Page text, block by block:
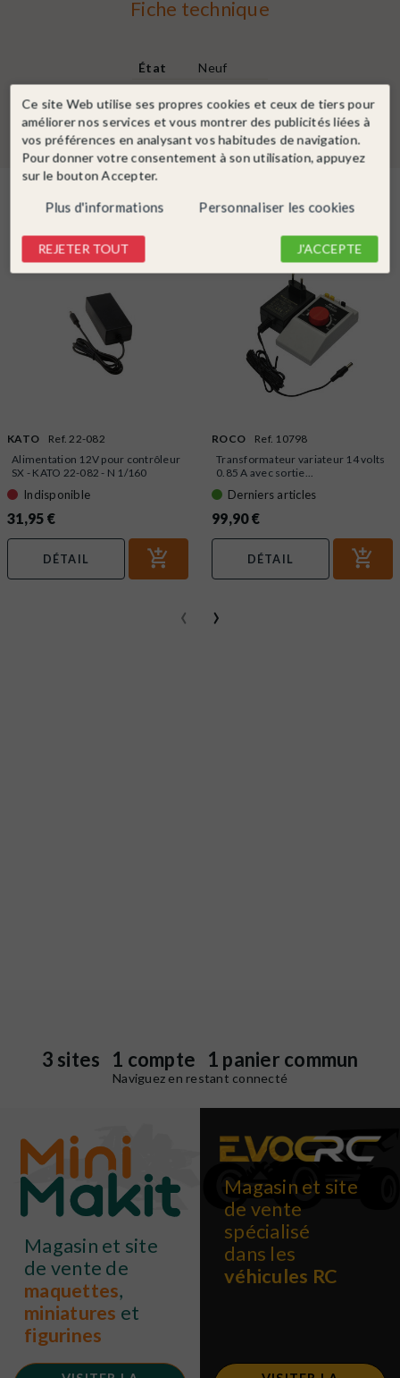
Fiche technique
État
Neuf
Version
3.25A maxi
Dans la même catégorie
KATO
Ref. 22-082
Alimentation 12V pour contrôleur
SX - KATO 22-082 - N 1/160
Indisponible
31,95 €
DÉTAIL
ROCO
Ref. 10798
Transformateur variateur 14 volts
0.85 A avec sortie...
Derniers articles
99,90 €
DÉTAIL
‹ ›
3 sites 1 compte 1 panier commun
Naviguez en restant connecté
Magasin et site
de vente de
maquettes,
miniatures et
figurines
Magasin et site
de vente
spécialisé
dans les
véhicules RC
Ce site Web utilise ses propres cookies et ceux de tiers pour
améliorer nos services et vous montrer des publicités liées à
vos préférences en analysant vos habitudes de navigation.
Pour donner votre consentement à son utilisation, appuyez
sur le bouton Accepter.
Plus d'informations Personnaliser les cookies
REJETER TOUT J'ACCEPTE